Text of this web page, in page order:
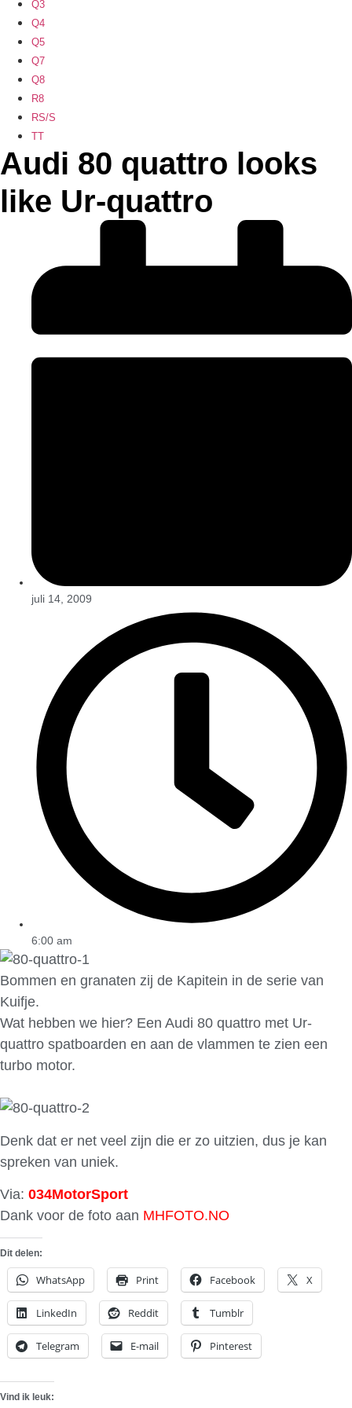
Q3
Q4
Q5
Q7
Q8
R8
RS/S
TT
Audi 80 quattro looks
like Ur-quattro
juli 14, 2009
6:00 am
Bommen en granaten zij de Kapitein in de serie van
Kuifje.
Wat hebben we hier? Een Audi 80 quattro met Ur-
quattro spatboarden en aan de vlammen te zien een
turbo motor.
Denk dat er net veel zijn die er zo uitzien, dus je kan
spreken van uniek.
Via: 034MotorSport
Dank voor de foto aan MHFOTO.NO
Dit delen:
WhatsApp Print Facebook X
LinkedIn Reddit Tumblr
Telegram E-mail Pinterest
Vind ik leuk: